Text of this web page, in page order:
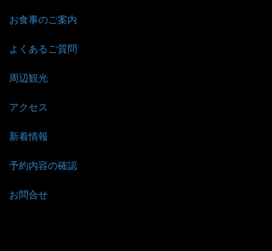
お食事のご案内
よくあるご質問
周辺観光
アクセス
新着情報
予約内容の確認
お問合せ